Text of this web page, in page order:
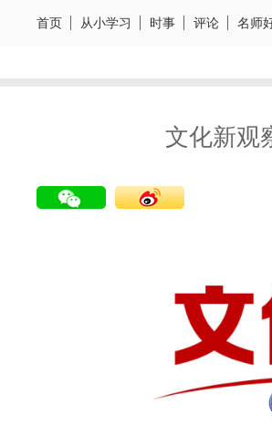
首页 从小学习 时事 评论 名师
文化新观